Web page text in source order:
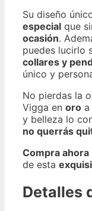
Su diseño
especial que
ocasión.
puedes lucirlo
collares y
único y
No pierdas la
Vigga en oro a
y belleza lo
no querrás
Compra ahora
de esta
Detalles